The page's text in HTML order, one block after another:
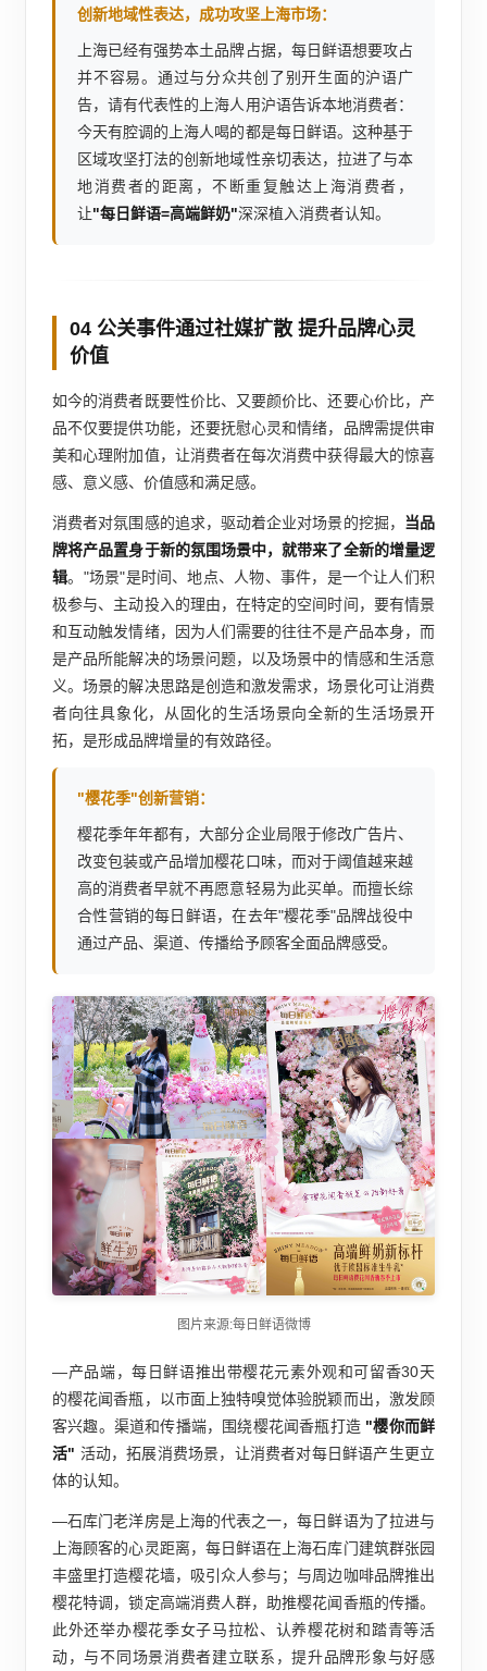
创新地域性表达，成功攻坚上海市场：
上海已经有强势本土品牌占据，每日鲜语想要攻占
并不容易。通过与分众共创了别开生面的沪语广
告，请有代表性的上海人用沪语告诉本地消费者：
今天有腔调的上海人喝的都是每日鲜语。这种基于
区域攻坚打法的创新地域性亲切表达，拉进了与本
地消费者的距离，不断重复触达上海消费者，
让"每日鲜语=高端鲜奶"深深植入消费者认知。
04 公关事件通过社媒扩散 提升品牌心灵
价值
如今的消费者既要性价比、又要颜价比、还要心价比，产
品不仅要提供功能，还要抚慰心灵和情绪，品牌需提供审
美和心理附加值，让消费者在每次消费中获得最大的惊喜
感、意义感、价值感和满足感。
消费者对氛围感的追求，驱动着企业对场景的挖掘， 当品
牌将产品置身于新的氛围场景中，就带来了全新的增量逻
辑。"场景"是时间、地点、人物、事件，是一个让人们积
极参与、主动投入的理由，在特定的空间时间，要有情景
和互动触发情绪，因为人们需要的往往不是产品本身，而
是产品所能解决的场景问题，以及场景中的情感和生活意
义。场景的解决思路是创造和激发需求，场景化可让消费
者向往具象化，从固化的生活场景向全新的生活场景开
拓，是形成品牌增量的有效路径。
"樱花季"创新营销：
樱花季年年都有，大部分企业局限于修改广告片、
改变包装或产品增加樱花口味，而对于阈值越来越
高的消费者早就不再愿意轻易为此买单。而擅长综
合性营销的每日鲜语，在去年"樱花季"品牌战役中
通过产品、渠道、传播给予顾客全面品牌感受。
图片来源:每日鲜语微博
—产品端，每日鲜语推出带樱花元素外观和可留香30天
的樱花闻香瓶，以市面上独特嗅觉体验脱颖而出，激发顾
客兴趣。渠道和传播端，围绕樱花闻香瓶打造"樱你而鲜
活" 活动，拓展消费场景，让消费者对每日鲜语产生更立
体的认知。
—石库门老洋房是上海的代表之一，每日鲜语为了拉进与
上海顾客的心灵距离，每日鲜语在上海石库门建筑群张园
丰盛里打造樱花墙，吸引众人参与；与周边咖啡品牌推出
樱花特调，锁定高端消费人群，助推樱花闻香瓶的传播。
此外还举办樱花季女子马拉松、认养樱花树和踏青等活
动，与不同场景消费者建立联系，提升品牌形象与好感